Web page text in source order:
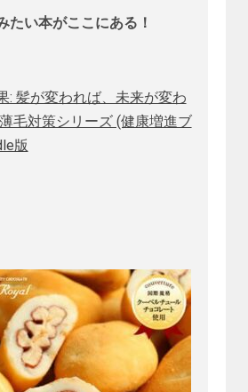
たい本がここにある！
: 髪が変われば、未来が変わ
毛対策シリーズ (健康増進ブ
版